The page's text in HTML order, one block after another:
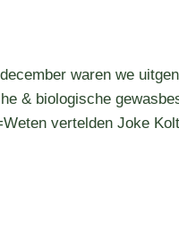
waren we
& biologische
vertelden Joke